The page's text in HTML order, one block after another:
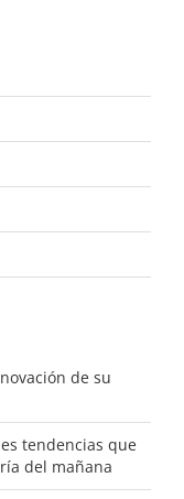
de su
tendencias que
del mañana